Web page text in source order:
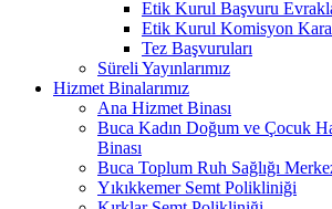
Etik Kurul Başvuru
Etik Kurul Komisyon
Tez Başvuruları
Süreli Yayınlarımız
Hizmet Binalarımız
Ana Hizmet Binası
Buca Kadın Doğum ve Çocuk
Binası
Buca Toplum Ruh Sağlığı
Yıkıkkemer Semt Polikliniği